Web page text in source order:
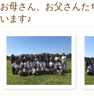
お母さん、お父さん
います♪